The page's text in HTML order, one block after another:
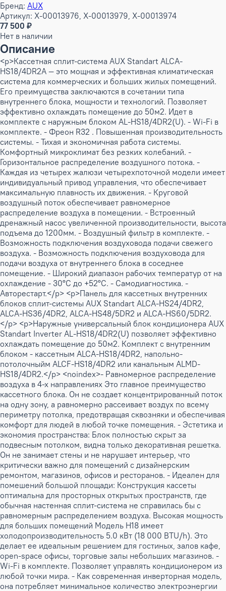
Бренд: AUX
Артикул: X-00013976, X-00013979, X-00013974
77 500 ₽
Нет в наличии
Описание
<p>Кассетная сплит-система AUX Standart ALCA-
HS18/4DR2A — это мощная и эффективная климатическая
система для коммерческих и больших жилых помещений.
Его преимущества заключаются в сочетании типа
внутреннего блока, мощности и технологий. Позволяет
эффективно охлаждать помещение до 50м2. Идет в
комплекте с наружным блоком AL-HS18/4DR2(U). - Wi-Fi в
комплекте. - Фреон R32 . Повышенная производительность
системы. - Тихая и экономичная работа системы.
Комфортный микроклимат без резких колебаний. -
Горизонтальное распределение воздушного потока. -
Каждая из четырех жалюзи четырехпоточной модели имеет
индивидуальный привод управления, что обеспечивает
максимальную плавность их движения. - Круговой
воздушный поток обеспечивает равномерное
распределение воздуха в помещении. - Встроенный
дренажный насос увеличенной производительности, высота
подъема до 1200мм. - Воздушный фильтр в комплекте. -
Возможность подключения воздуховода подачи свежего
воздуха. - Bозможность подключения воздуховода для
подачи воздуха от внутреннего блока в соседнее
помещение. - Широкий диапазон рабочих температур от на
охлаждение - 30°С до +52°С. - Самодиагностика. -
Авторестарт.</p> <p>Панель для кассетных внутренних
блоков сплит-системы AUX Standart ALCA-HS24/4DR2,
ALCA-HS36/4DR2, ALCA-HS48/5DR2 и ALCA-HS60/5DR2.
</p> <p>Наружные универсальный блок кондиционера AUX
Standart Inverter AL-HS18/4DR2(U) позволяет эффективно
охлаждать помещение до 50м2. Комплект с внутренним
блоком - кассетным ALCA-HS18/4DR2, напольно-
потолочныйм ALCF-HS18/4DR2 или канальным ALMD-
HS18/4DR2.</p> <noindex>- Равномерное распределение
воздуха в 4-х направлениях Это главное преимущество
кассетного блока. Он не создает концентрированный поток
на одну зону, а равномерно рассеивает воздух по всему
периметру потолка, предотвращая сквозняки и обеспечивая
комфорт для людей в любой точке помещения. - Эстетика и
экономия пространства: Блок полностью скрыт за
подвесным потолком, видна только декоративная решетка.
Он не занимает стены и не нарушает интерьер, что
критически важно для помещений с дизайнерским
ремонтом, магазинов, офисов и ресторанов. - Идеален для
помешений большой площади: Конструкция кассеты
оптимальна для просторных открытых пространств, где
обычная настенная сплит-система не справилась бы с
равномерным распределением воздуха. Высокая мощность
для больших помещений Модель H18 имеет
холодопроизводительность 5.0 кВт (18 000 BTU/h). Это
делает ее идеальным решением для гостиных, залов кафе,
open-space офисы, торговые залы небольших магазинов. -
Wi-Fi в комплекте. Позволяет управлять кондиционером из
любой точки мира. - Как современная инверторная модель,
она потребляет минимальное количество электроэнергии